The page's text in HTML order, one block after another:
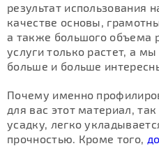
результат использования
качестве основы,
а также большого объема
услуги только растет, а
больше и больше
Почему именно
для вас этот материал,
усадку, легко
прочностью. Кроме того,